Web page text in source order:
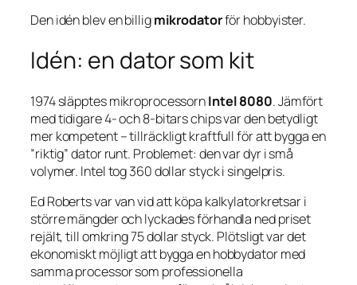
Den idén blev en billigmikrodatorför hobbyister.
Idén: en dator som kit
1974 släpptes mikroprocessornIntel 8080. Jämfört
med tidigare 4- och 8-bitars chips var den betydligt
mer kompetent – tillräckligt kraftfull för att bygga en
”riktig” dator runt. Problemet: den var dyr i små
volymer. Intel tog 360 dollar styck i singelpris.
Ed Roberts var van vid att köpa kalkylatorkretsar i
större mängder och lyckades förhandla ned priset
rejält, till omkring 75 dollar styck. Plötsligt var det
ekonomiskt möjligt att bygga en hobbydator med
samma processor som professionella